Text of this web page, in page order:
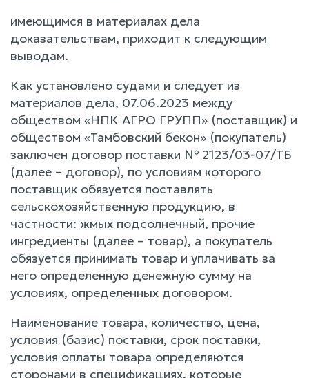
имеющимся в материалах дела
доказательствам, приходит к следующим
выводам.
Как установлено судами и следует из
материалов дела, 07.06.2023 между
обществом «НПК АГРО ГРУПП» (поставщик) и
обществом «Тамбовский бекон» (покупатель)
заключен договор поставки № 2123/03-07/ТБ
(далее – договор), по условиям которого
поставщик обязуется поставлять
сельскохозяйственную продукцию, в
частности: жмых подсолнечный, прочие
ингредиенты (далее – товар), а покупатель
обязуется принимать товар и уплачивать за
него определенную денежную сумму на
условиях, определенных договором.
Наименование товара, количество, цена,
условия (базис) поставки, срок поставки,
условия оплаты товара определяются
сторонами в спецификациях, которые